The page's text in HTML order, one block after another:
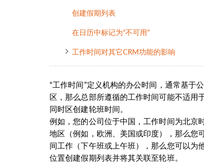
创建假期列表
在日历中标记为“不可用”
工作时间对其它CRM功能的影响
“工作时间”定义机构的办公时间，通常基于
区，那么总部所遵循的工作时间可能不适用
同时区创建轮班时间。
例如，您的公司位于中国，工作时间为北京
地区（例如，欧洲、美国或印度），那么您
间工作（下午班或上午班），那么您可以为
位置创建假期列表并将其关联至轮班。